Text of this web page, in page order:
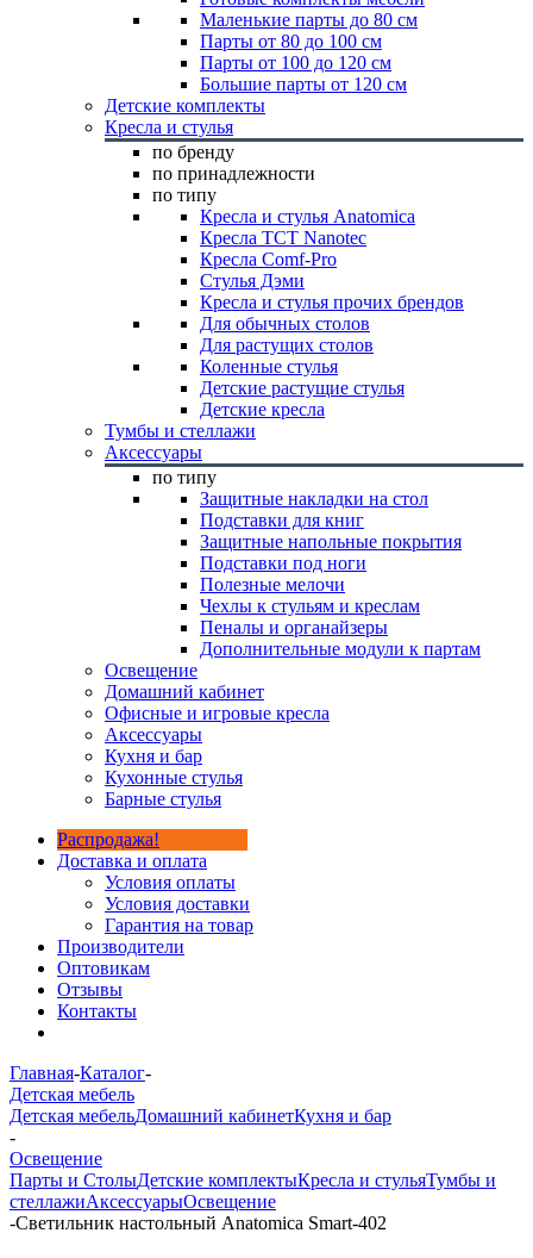
Маленькие парты до 80 см
Парты от 80 до 100 см
Парты от 100 до 120 см
Большие парты от 120 см
Детские комплекты
Кресла и стулья
по бренду
по принадлежности
по типу
Кресла и стулья Anatomica
Кресла TCT Nanotec
Кресла Comf-Pro
Стулья Дэми
Кресла и стулья прочих брендов
Для обычных столов
Для растущих столов
Коленные стулья
Детские растущие стулья
Детские кресла
Тумбы и стеллажи
Аксессуары
по типу
Защитные накладки на стол
Подставки для книг
Защитные напольные покрытия
Подставки под ноги
Полезные мелочи
Чехлы к стульям и креслам
Пеналы и органайзеры
Дополнительные модули к партам
Освещение
Домашний кабинет
Офисные и игровые кресла
Аксессуары
Кухня и бар
Кухонные стулья
Барные стулья
Распродажа!
Доставка и оплата
Условия оплаты
Условия доставки
Гарантия на товар
Производители
Оптовикам
Отзывы
Контакты
Главная-Каталог-
Детская мебель
Детская мебельДомашний кабинетКухня и бар
-
Освещение
Парты и СтолыДетские комплектыКресла и стульяТумбы и
стеллажиАксессуарыОсвещение
-Светильник настольный Anatomica Smart-402